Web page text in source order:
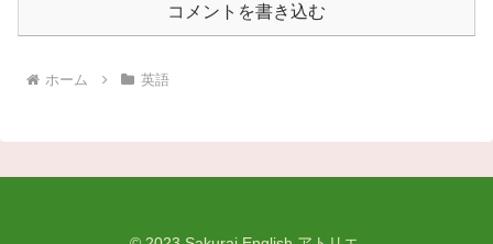
コメントを書き込む
ホーム 英語